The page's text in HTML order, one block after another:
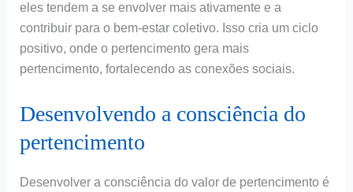
eles tendem a se envolver mais ativamente e a
contribuir para o bem-estar coletivo. Isso cria um ciclo
positivo, onde o pertencimento gera mais
pertencimento, fortalecendo as conexões sociais.
Desenvolvendo a consciência do
pertencimento
Desenvolver a consciência do valor de pertencimento é